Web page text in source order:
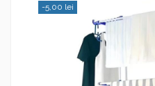
-5,00 lei